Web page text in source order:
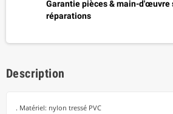
Garantie pièces & main-d'œuvre
réparations
Description
. Matériel: nylon tressé PVC